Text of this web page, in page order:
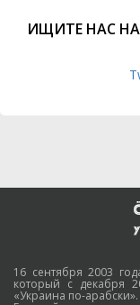
ИЩИТЕ НАС НА
16 сентября 2003
который с декабря
«Украина по-арабски».